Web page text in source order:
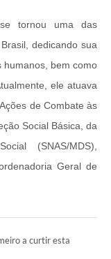
tornou uma das
dedicando sua
humanos, bem como
ele atuava
de Combate às
Social Básica, da
(SNAS/MDS),
Geral de
a curtir esta